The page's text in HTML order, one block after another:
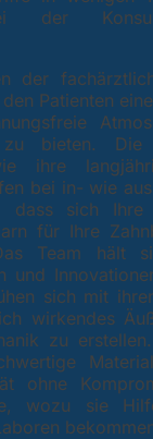
der
der
Patienten
zu bieten. Die
ihre
bei in- wie
dass sich Ihre
für Ihre
Team hält
und
sich mit
wirkendes
zu
ohne
wozu sie